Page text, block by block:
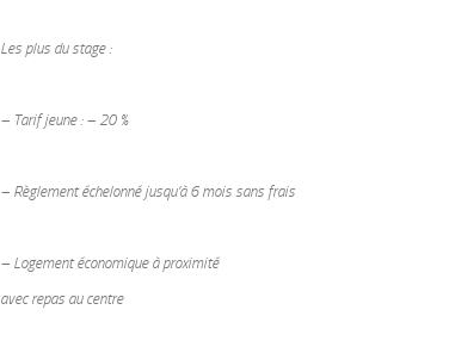
Les plus du stage :
– Tarif jeune : – 20 %
– Règlement échelonné jusqu’à 6 mois sans frais
– Logement économique à proximité
avec repas au centre